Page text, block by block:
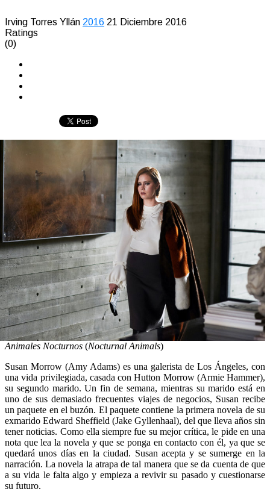
Irving Torres Yllán 2016 21 Diciembre 2016
Ratings
(0)
Animales Nocturnos (Nocturnal Animals)
Susan Morrow (Amy Adams) es una galerista de Los Ángeles, con
una vida privilegiada, casada con Hutton Morrow (Armie Hammer),
su segundo marido. Un fin de semana, mientras su marido está en
uno de sus demasiado frecuentes viajes de negocios, Susan recibe
un paquete en el buzón. El paquete contiene la primera novela de su
exmarido Edward Sheffield (Jake Gyllenhaal), del que lleva años sin
tener noticias. Como ella siempre fue su mejor crítica, le pide en una
nota que lea la novela y que se ponga en contacto con él, ya que se
quedará unos días en la ciudad. Susan acepta y se sumerge en la
narración. La novela la atrapa de tal manera que se da cuenta de que
a su vida le falta algo y empieza a revivir su pasado y cuestionarse
su futuro.